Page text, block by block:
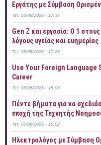
Εργάτης με Σύμβαση
Τετ, 05/08/2026 - 17:34
Gen Z και εργασία: Ο 1
λόγους υγείας και ευημερίας
Τετ, 05/08/2026 - 17:26
Use Your Foreign Language
Career
Τετ, 05/08/2026 - 15:03
Πέντε βήματα για να
εποχή της Τεχνητής
Τετ, 05/08/2026 - 15:02
Ηλεκτρολόγος με Σύμβαση